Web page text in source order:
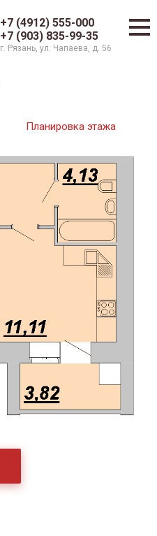
+7 (4912) 555-000
+7 (903) 835-99-35
г. Рязань, ул. Чапаева, д. 56
Планировка этажа